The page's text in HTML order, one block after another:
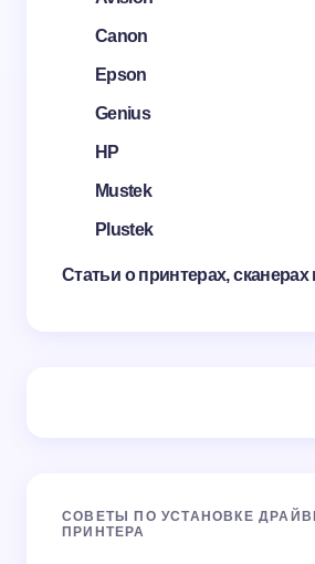
Canon
Epson
Genius
HP
Mustek
Plustek
Статьи о принтерах,
СОВЕТЫ ПО УСТАНОВКЕ
ПРИНТЕРА